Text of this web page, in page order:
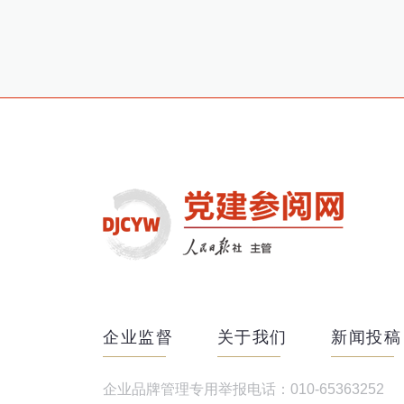
企业监督 关于我们 新闻投稿
企业品牌管理专用举报电话：010-65363252